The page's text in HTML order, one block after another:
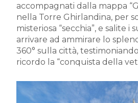
accompagnati dalla mappa
nella Torre Ghirlandina, per
misteriosa “secchia”, e salite i
arrivare ad ammirare lo
360° sulla città,
ricordo la “conquista della